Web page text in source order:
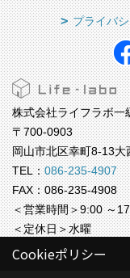
プライバ
株式会社ライフラボ一
〒700-0903
岡山市北区幸町8-13
TEL：086-235-4907
FAX：086-235-4908
＜営業時間＞9:00 ～
＜定休日＞水曜
株式会社ライフラボ【
Cookieポリシー